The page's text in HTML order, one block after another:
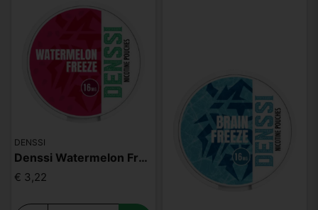
DENSSI
Denssi Watermelon Freeze 16mg
€ 3,22